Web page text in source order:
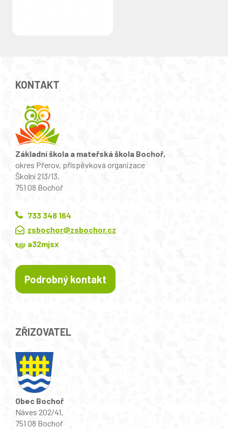
KONTAKT
Základní škola a mateřská škola Bochoř,
okres Přerov, příspěvková organizace
Školní 213/13,
751 08 Bochoř
733 348 164
zsbochor@zsbochor.cz
a32mjsx
Podrobný kontakt
ZŘIZOVATEL
Obec Bochoř
Náves 202/41,
751 08 Bochoř